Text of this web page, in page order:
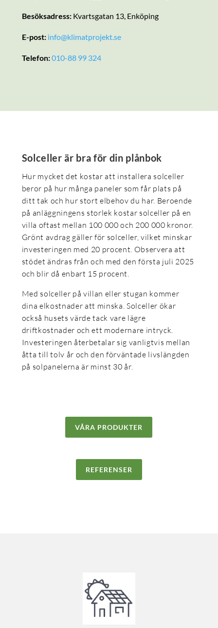
Besöksadress: Kvartsgatan 13, Enköping
E-post: info@klimatprojekt.se
Telefon:010-88 99 324
Solceller är bra för din plånbok
Hur mycket det kostar att installera solceller
beror på hur många paneler som får plats på
ditt tak och hur stort elbehov du har. Beroende
på anläggningens storlek kostar solceller på en
villa oftast mellan 100 000 och 200 000 kronor.
Grönt avdrag gäller för solceller, vilket minskar
investeringen med 20 procent. Observera att
stödet ändras från och med den första juli 2025
och blir då enbart 15 procent.
Med solceller på villan eller stugan kommer
dina elkostnader att minska. Solceller ökar
också husets värde tack vare lägre
driftkostnader och ett modernare intryck.
Investeringen återbetalar sig vanligtvis mellan
åtta till tolv år och den förväntade livslängden
på solpanelerna är minst 30 år.
VÅRA PRODUKTER
REFERENSER